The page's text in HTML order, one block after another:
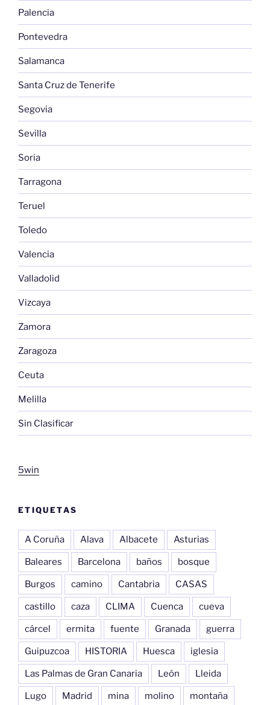
Palencia
Pontevedra
Salamanca
Santa Cruz de Tenerife
Segovia
Sevilla
Soria
Tarragona
Teruel
Toledo
Valencia
Valladolid
Vizcaya
Zamora
Zaragoza
Ceuta
Melilla
Sin Clasificar
5win
ETIQUETAS
A Coruña Alava Albacete Asturias
Baleares Barcelona baños bosque
Burgos camino Cantabria CASAS
castillo caza CLIMA Cuenca cueva
cárcel ermita fuente Granada guerra
Guipuzcoa HISTORIA Huesca iglesia
Las Palmas de Gran Canaria León Lleida
Lugo Madrid mina molino montaña